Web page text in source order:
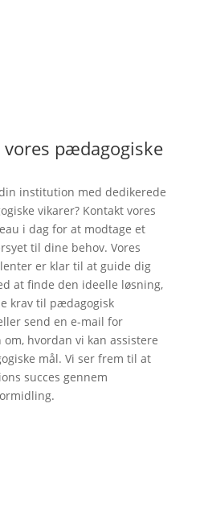
pædagogiske
institution med dedikerede
vikarer? Kontakt vores
i dag for at modtage et
til dine behov. Vores
er klar til at guide dig
at finde den ideelle løsning,
krav til pædagogisk
send en e-mail for
hvordan vi kan assistere
mål. Vi ser frem til at
succes gennem